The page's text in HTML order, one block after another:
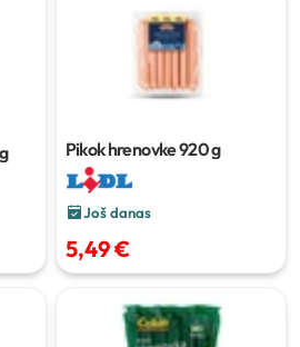
Pikok hrenovke920 g
Još danas
5,49 €